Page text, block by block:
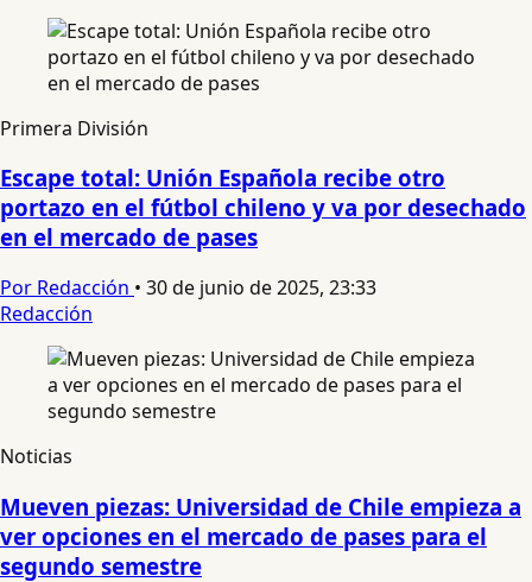
Primera División
Escape total: Unión Española recibe otro
portazo en el fútbol chileno y va por desechado
en el mercado de pases
Por Redacción • 30 de junio de 2025, 23:33
Redacción
Noticias
Mueven piezas: Universidad de Chile empieza a
ver opciones en el mercado de pases para el
segundo semestre